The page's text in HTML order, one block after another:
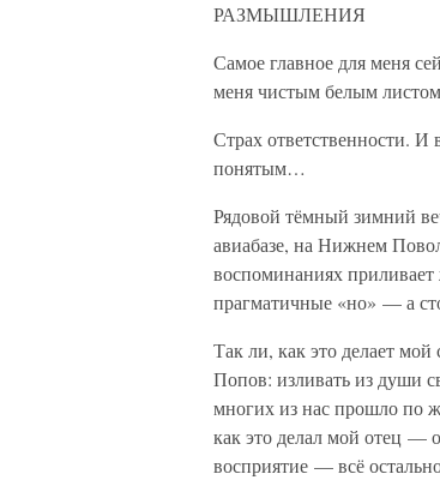
РАЗМЫШЛЕНИЯ
Самое главное для меня
меня чистым белым
Страх ответственности. И
понятым…
Рядовой тёмный зимний
авиабазе, на Нижнем
воспоминаниях
прагматичные «но» — а
Так ли, как это делает
Попов: изливать из души
многих из нас прошло по
как это делал мой отец —
восприятие — всё